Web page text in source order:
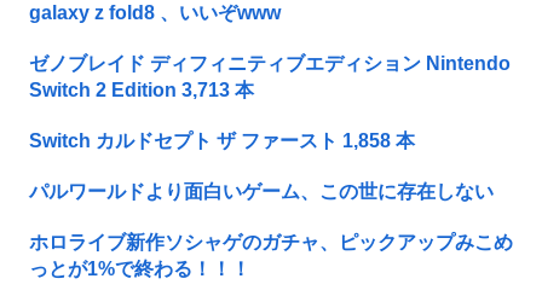
galaxy z fold8 、いいぞwww
ゼノブレイド ディフィニティブエディション Nintendo
Switch 2 Edition 3,713 本
Switch カルドセプト ザ ファースト 1,858 本
パルワールドより面白いゲーム、この世に存在しない
ホロライブ新作ソシャゲのガチャ、ピックアップみこめ
っとが1%で終わる！！！